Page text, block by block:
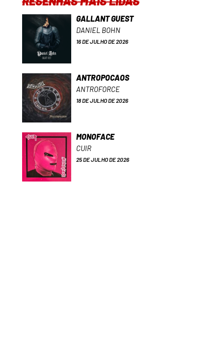
GALLANT GUEST
DANIEL BOHN
16 DE JULHO DE 2026
ANTROPOCAOS
ANTROFORCE
18 DE JULHO DE 2026
MONOFACE
CUIR
25 DE JULHO DE 2026